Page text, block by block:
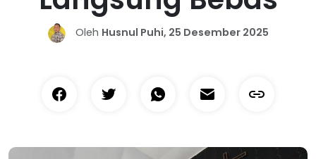
Oleh Husnul Puhi, 25 Desember 2025